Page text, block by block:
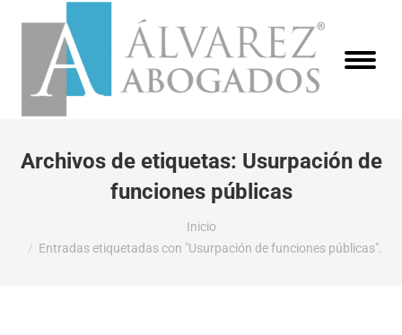
Archivos de etiquetas: Usurpación de
funciones públicas
Inicio
Entradas etiquetadas con "Usurpación de funciones públicas".